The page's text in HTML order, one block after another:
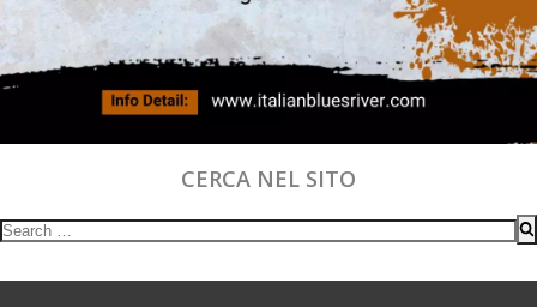
CERCA NEL SITO
Search